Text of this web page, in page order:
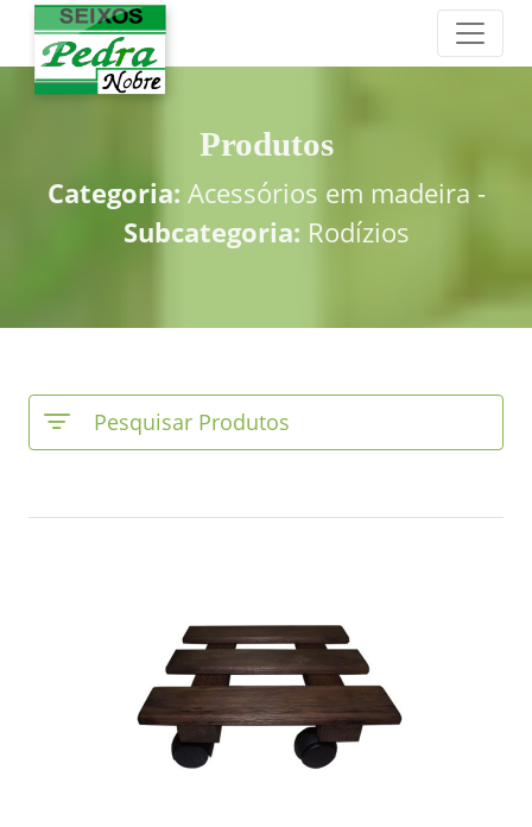
Produtos
Categoria: Acessórios em madeira -
Subcategoria: Rodízios
Pesquisar Produtos